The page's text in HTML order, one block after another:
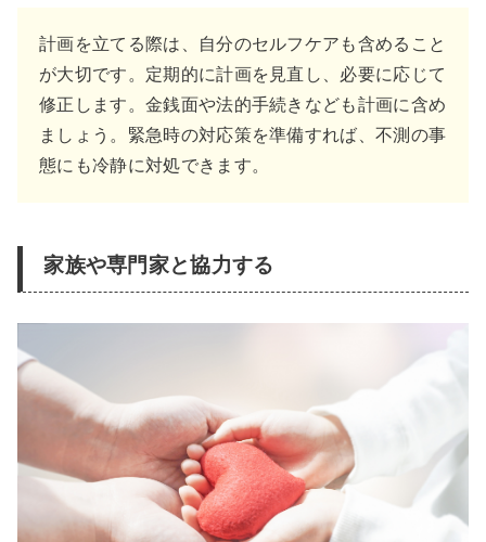
計画を立てる際は、自分のセルフケアも含めること
が大切です。定期的に計画を見直し、必要に応じて
修正します。金銭面や法的手続きなども計画に含め
ましょう。緊急時の対応策を準備すれば、不測の事
態にも冷静に対処できます。
家族や専門家と協力する